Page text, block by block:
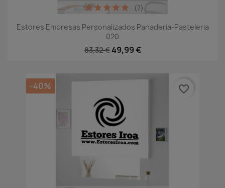
Estores Empresas Personalizados Panaderia-Pasteleria
020
83,32 € 49,99 €
(7)
-40% favorite_border